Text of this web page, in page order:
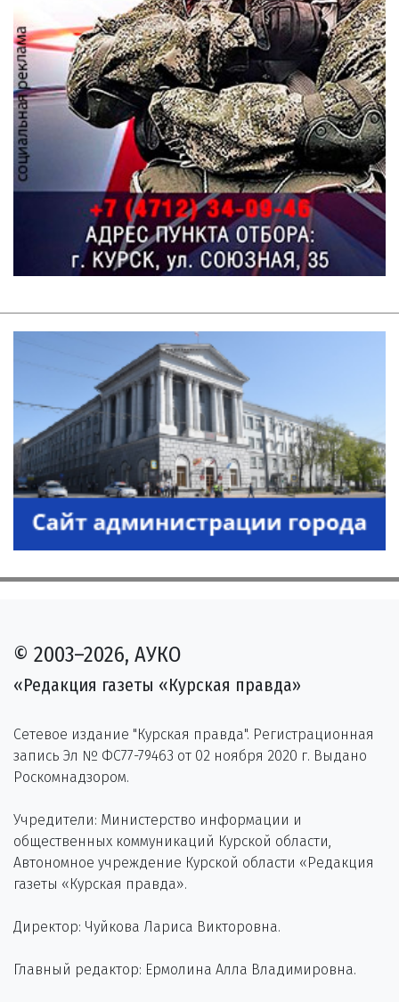
© 2003–2026, АУКО
«Редакция газеты «Курская правда»
Сетевое издание "Курская правда". Регистрационная
запись Эл № ФС77-79463 от 02 ноября 2020 г. Выдано
Роскомнадзором.
Учредители: Министерство информации и
общественных коммуникаций Курской области,
Автономное учреждение Курской области «Редакция
газеты «Курская правда».
Директор: Чуйкова Лариса Викторовна.
Главный редактор: Ермолина Алла Владимировна.